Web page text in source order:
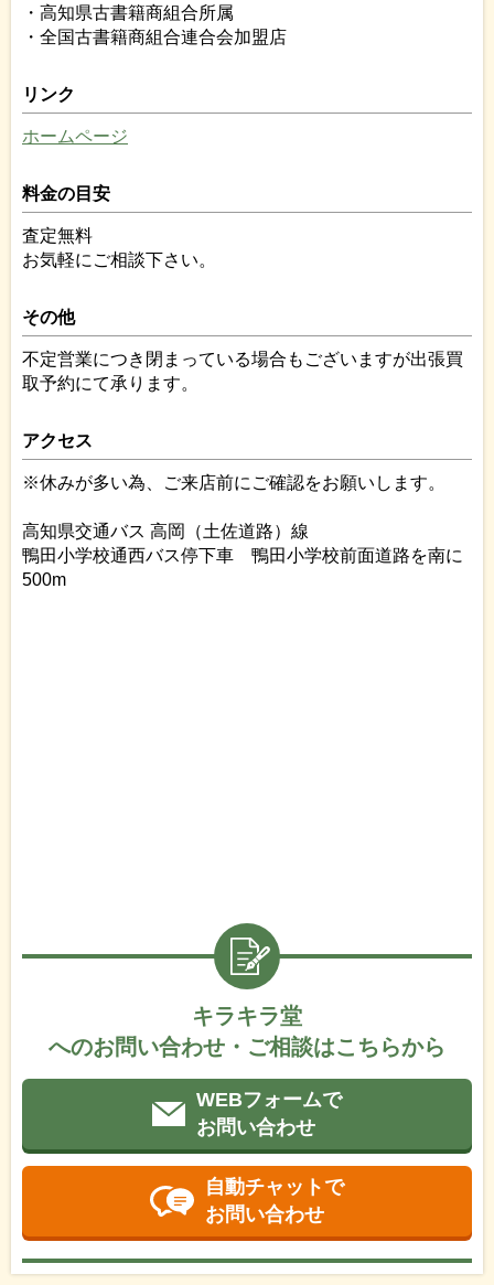
・高知県古書籍商組合所属
・全国古書籍商組合連合会加盟店
リンク
ホームページ
料金の目安
査定無料
お気軽にご相談下さい。
その他
不定営業につき閉まっている場合もございますが出張買
取予約にて承ります。
アクセス
※休みが多い為、ご来店前にご確認をお願いします。
高知県交通バス 高岡（土佐道路）線
鴨田小学校通西バス停下車 鴨田小学校前面道路を南に
500m
キラキラ堂
へのお問い合わせ・ご相談はこちらから
WEBフォームで
お問い合わせ
自動チャットで
お問い合わせ